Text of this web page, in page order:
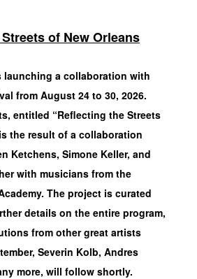
of New Orleans
a collaboration with
from August 24 to 30, 2026.
entitled “Reflecting the Streets
the result of a collaboration
Ketchens, Simone Keller, and
with musicians from the
The project is curated
details on the entire program,
from other great artists
Severin Kolb, Andres
more, will follow shortly.